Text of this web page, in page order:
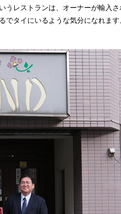
レストランは、オーナーが輸入
タイにいるような気分になれま